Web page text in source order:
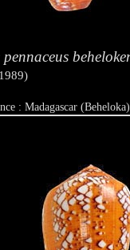
: Madagascar (Beheloka)
mm